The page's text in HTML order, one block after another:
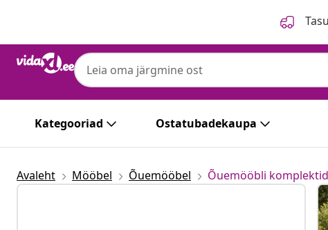
Kategooriad Ostatubadekaupa
Avaleht Mööbel Õuemööbel Õuemööbli komplektid